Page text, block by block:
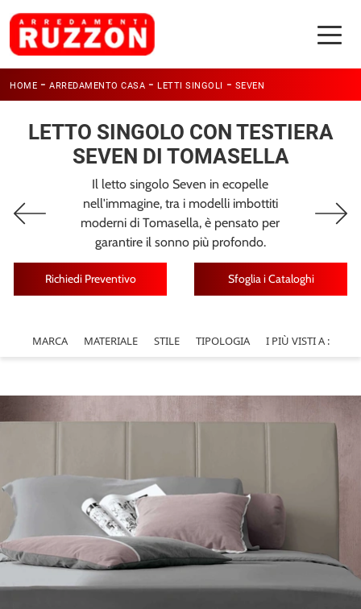
HOME - ARREDAMENTO CASA - LETTI SINGOLI - SEVEN
LETTO SINGOLO CON TESTIERA
SEVEN DI TOMASELLA
Il letto singolo Seven in ecopelle
nell'immagine, tra i modelli imbottiti
moderni di Tomasella, è pensato per
garantire il sonno più profondo.
Richiedi Preventivo Sfoglia i Cataloghi
MARCA MATERIALE STILE TIPOLOGIA I PIÙ VISTI A :